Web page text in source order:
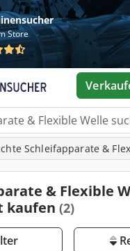
Store
Schleifapparate &
& Flexible
kaufen (2)